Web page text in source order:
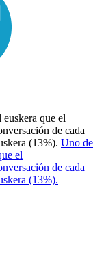
que el
de cada
(13%). Uno de
el
de cada
(13%).